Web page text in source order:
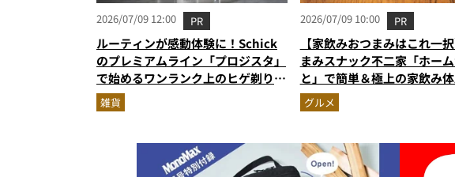
2026/07/09 12:00 PR
ルーティンが感動体験に！Schick
のプレミアムライン「プロジスタ」
で始めるワンランク上のヒゲ剃り習
慣
雑貨
2026/07/09 10:00 PR
【家飲みおつまみはこれ一
まみスナック不二家「ホー
と」で簡単＆極上の家飲み
グルメ